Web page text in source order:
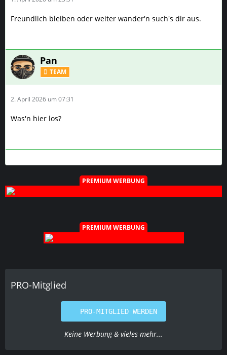
Freundlich bleiben oder weiter wander'n such's dir aus.
Pan
TEAM
2. April 2026 um 07:31
Was'n hier los?
PREMIUM WERBUNG
PREMIUM WERBUNG
PRO-Mitglied
PRO-MITGLIED WERDEN
Keine Werbung & vieles mehr...